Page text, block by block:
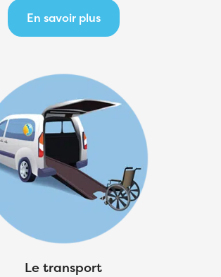
En savoir plus
Le transport